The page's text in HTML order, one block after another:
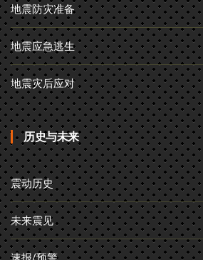
地震防灾准备
地震应急逃生
地震灾后应对
历史与未来
震动历史
未来震见
速报/预警